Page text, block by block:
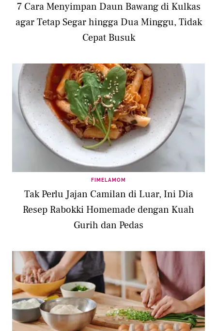
7 Cara Menyimpan Daun Bawang di Kulkas
agar Tetap Segar hingga Dua Minggu, Tidak
Cepat Busuk
FIMELAMOM
Tak Perlu Jajan Camilan di Luar, Ini Dia
Resep Rabokki Homemade dengan Kuah
Gurih dan Pedas